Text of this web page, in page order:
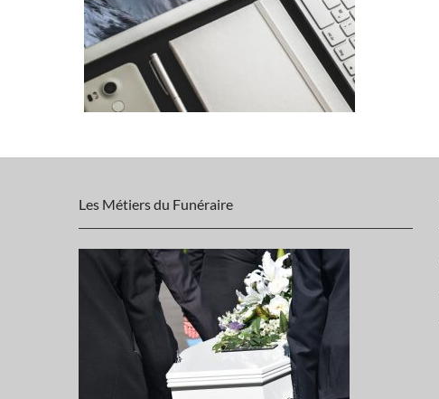
Les Métiers du Funéraire